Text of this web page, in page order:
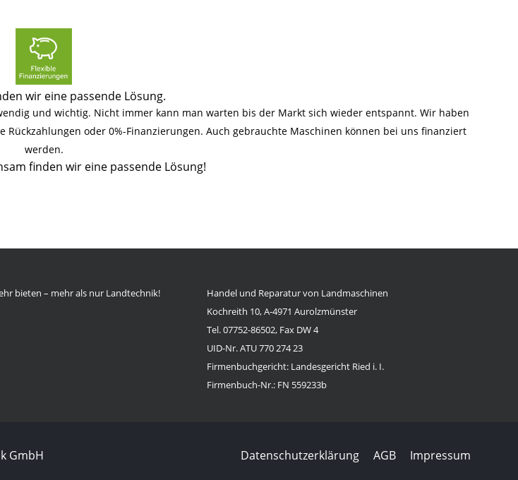
wir eine passende Lösung.
und wichtig. Nicht immer kann man warten bis der Markt sich wieder entspannt. Wir haben
oder 0%-Finanzierungen. Auch gebrauchte Maschinen können bei uns finanziert
werden.
finden wir eine passende Lösung!
bieten – mehr als nur Landtechnik!
Handel und Reparatur von Landmaschinen
Kochreith 10, A-4971 Aurolzmünster
Tel. 07752-86502, Fax DW 4
UID-Nr. ATU 770 274 23
Firmenbuchgericht: Landesgericht Ried i. I.
Firmenbuch-Nr.: FN 559233b
GmbH Datenschutzerklärung AGB Impressum